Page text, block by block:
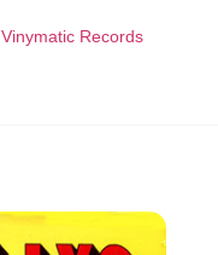
Vinymatic Records